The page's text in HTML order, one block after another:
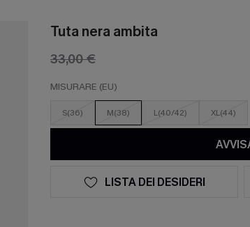
Tuta nera ambita
33,00 €
MISURARE (EU)
S(36) M(38) L(40/42) XL(44)
LISTA DEI DESIDERI